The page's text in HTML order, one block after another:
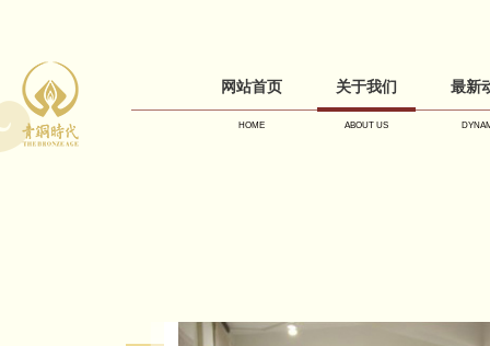
网站首页
HOME
关于我们
ABOUT US
最新